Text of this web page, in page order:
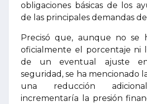
obligaciones básicas de los
de las principales demandas
Precisó que, aunque no se
oficialmente el porcentaje ni
de un eventual ajuste
seguridad, se ha mencionado
una reducción
incrementaría la presión